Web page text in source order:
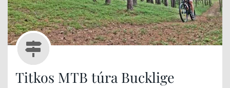
Titkos MTB túra Bucklige